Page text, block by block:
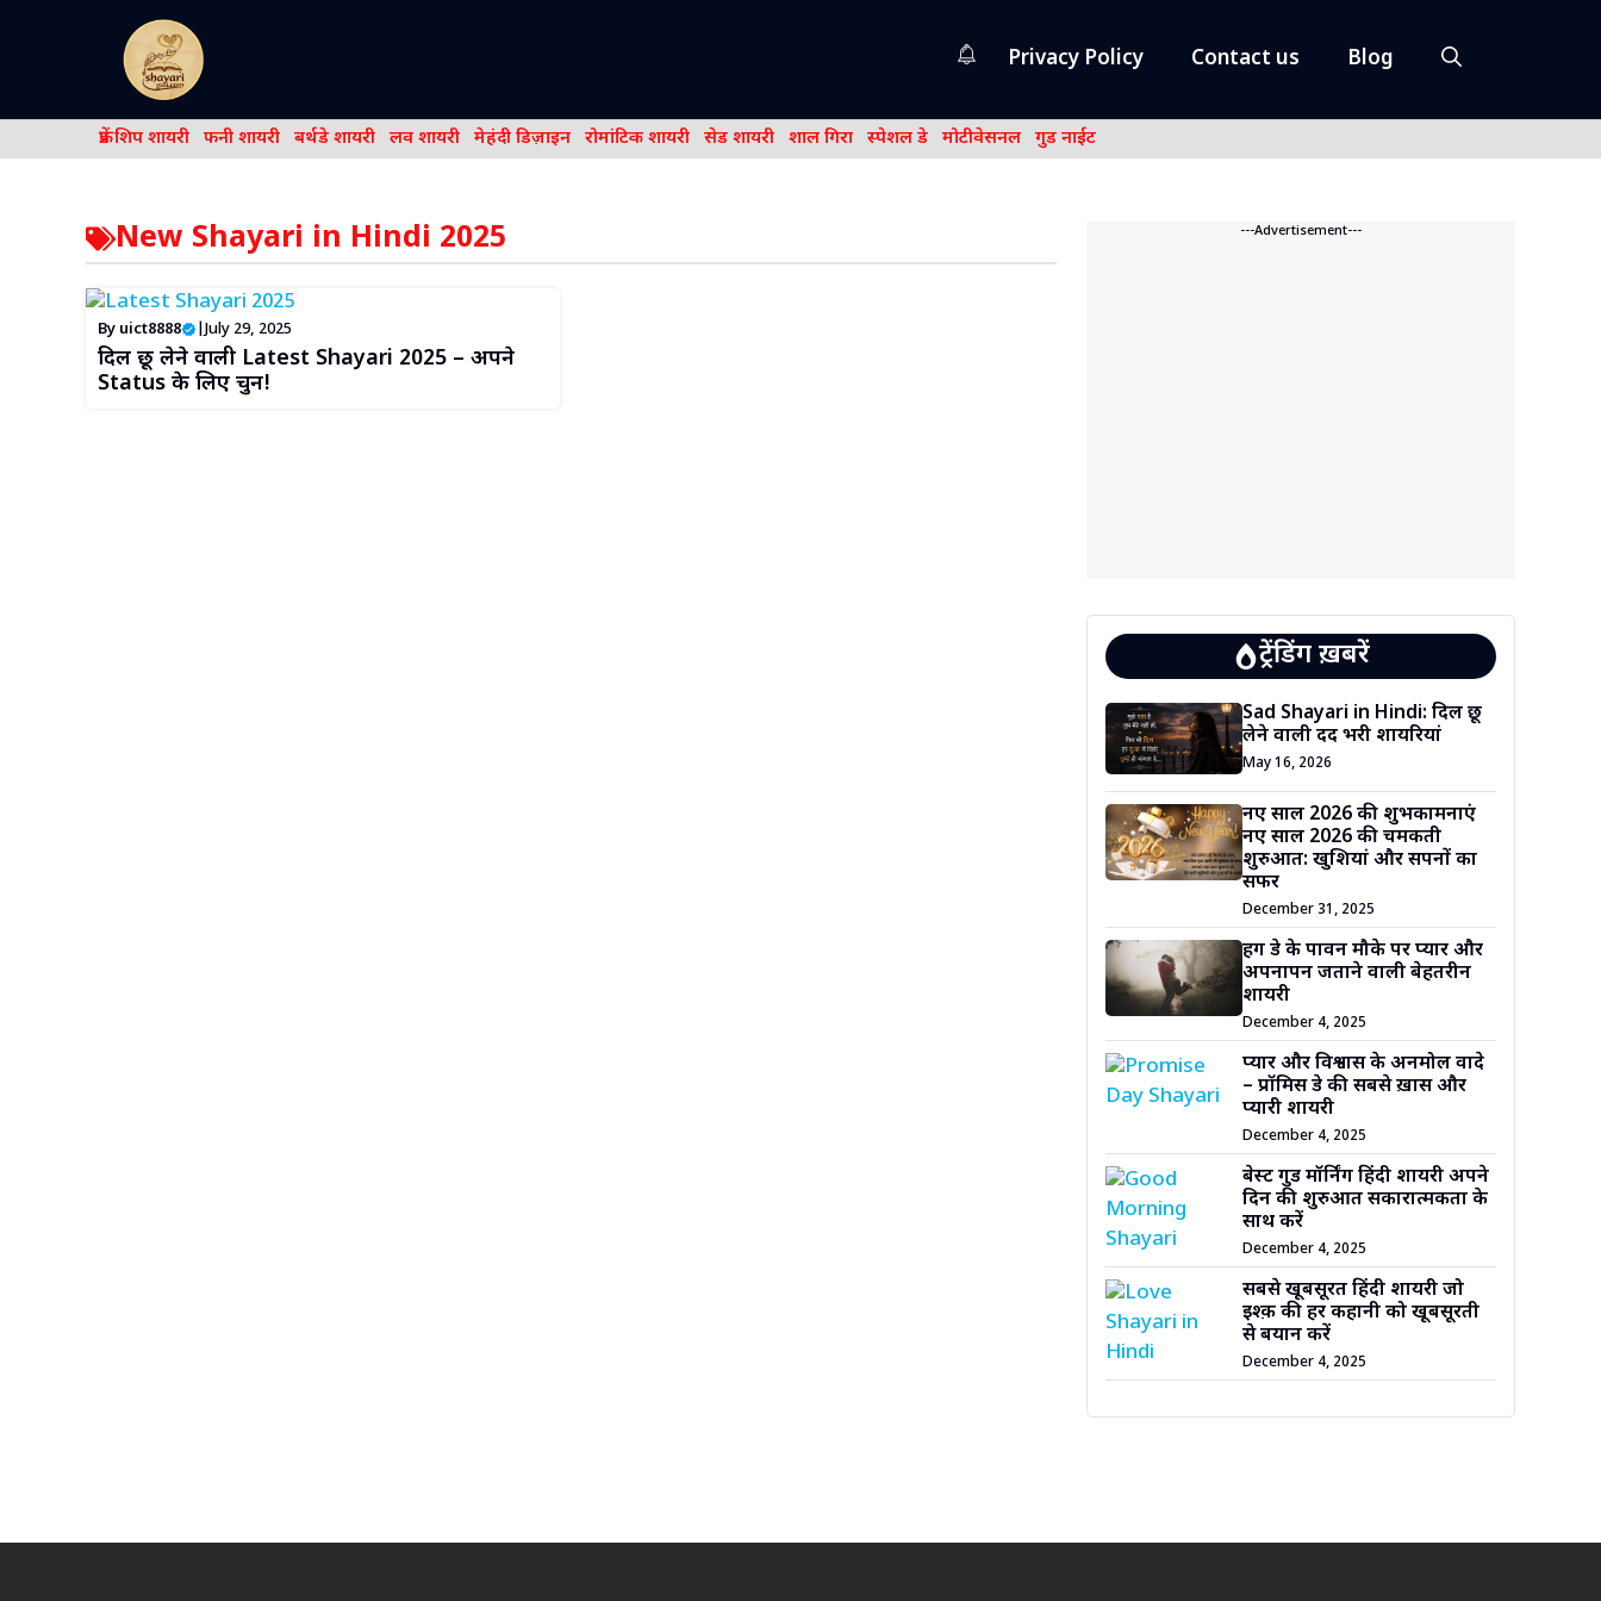
Privacy Policy Contact us Blog
फ्रेंड शिप शायरी फनी शायरी बर्थडे शायरी लव शायरी मेहंदी डिज़ाइन रोमांटिक शायरी सेड शायरी शाल गिरा स्पेशल डे मोटीवेसनल गुड नाईट
New Shayari in Hindi 2025
By uict8888 July 29, 2025
दिल छू लेने वाली Latest Shayari 2025 – अपने
Status के लिए चुनें!
---Advertisement---
ट्रेंडिंग ख़बरें
Sad Shayari in Hindi: दिल छू
लेने वाली दर्द भरी शायरियां
May 16, 2026
नए साल 2026 की शुभकामनाएं
नए साल 2026 की चमकती
शुरुआत: खुशियां और सपनों का
सफर
December 31, 2025
हग डे के पावन मौके पर प्यार और
अपनापन जताने वाली बेहतरीन
शायरी
December 4, 2025
प्यार और विश्वास के अनमोल वादे
– प्रॉमिस डे की सबसे ख़ास और
प्यारी शायरी
December 4, 2025
बेस्ट गुड मॉर्निंग हिंदी शायरी अपने
दिन की शुरुआत सकारात्मकता के
साथ करें
December 4, 2025
सबसे खूबसूरत हिंदी शायरी जो
इश्क़ की हर कहानी को खूबसूरती
से बयान करें
December 4, 2025